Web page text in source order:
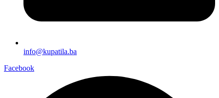
info@kupatila.ba
Facebook